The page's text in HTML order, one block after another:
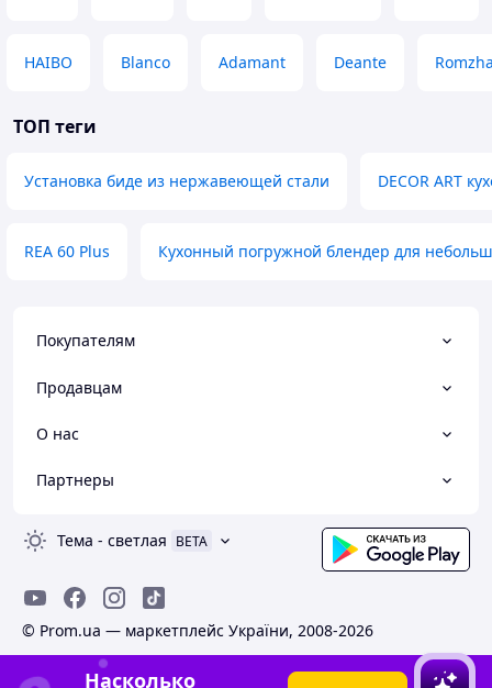
HAIBO Blanco Adamant Deante
ТОП теги
Установка биде из нержавеющей стали DECOR ART
REA 60 Plus Кухонный погружной блендер для
Покупателям
Продавцам
О нас
Партнеры
Тема - светлая BETA
© Prom.ua — маркетплейс України, 2008-2026
Насколько